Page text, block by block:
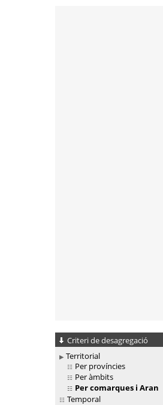
Criteri de desagregació
Territorial
Per províncies
Per àmbits
Per comarques i Aran
Temporal